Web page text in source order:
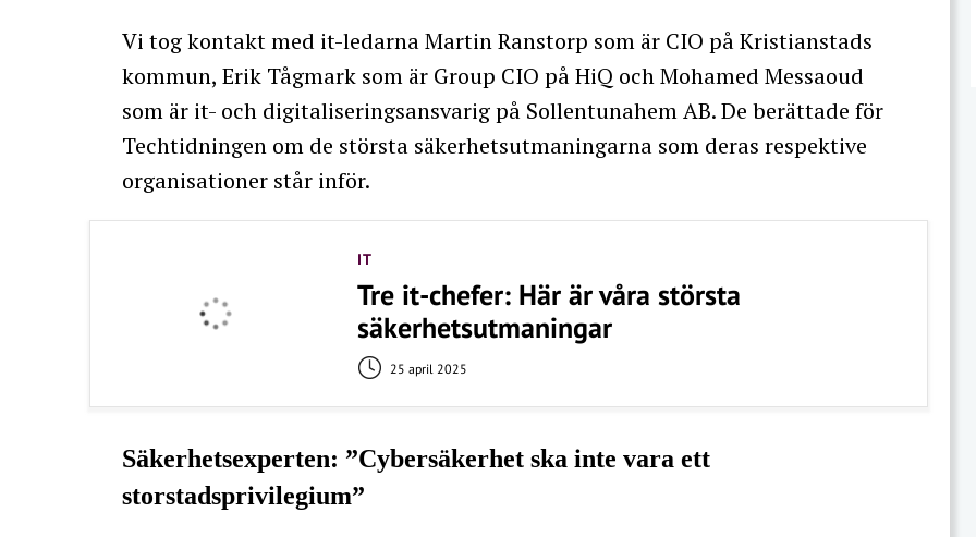
Vi tog kontakt med it-ledarna Martin Ranstorp som är CIO på Kristianstads
kommun, Erik Tågmark som är Group CIO på HiQ och Mohamed Messaoud
som är it- och digitaliseringsansvarig på Sollentunahem AB. De berättade för
Techtidningen om de största säkerhetsutmaningarna som deras respektive
organisationer står inför.
IT
Tre it-chefer: Här är våra största
säkerhetsutmaningar
25 april 2025
Säkerhetsexperten: ”Cybersäkerhet ska inte vara ett
storstadsprivilegium”